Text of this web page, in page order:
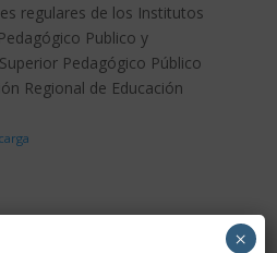
regulares de los Institutos
Publico y
Pedagógico Público
Regional de Educación
×